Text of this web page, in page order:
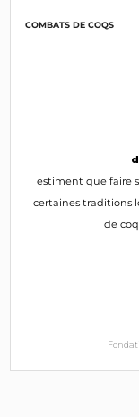
COMBATS DE COQS
estiment que faire
certaines traditions
de